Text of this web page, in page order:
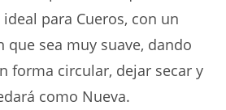
para Cueros, con un
que sea muy suave, dando
forma circular, dejar secar y
como Nueva.